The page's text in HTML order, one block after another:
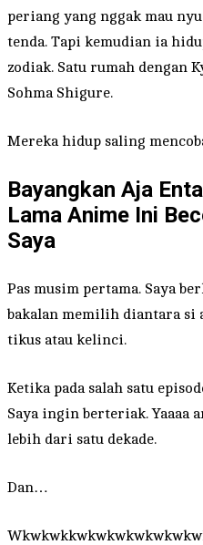
periang yang nggak mau
tenda. Tapi kemudian ia
zodiak. Satu rumah dengan
Sohma Shigure.
Mereka hidup saling
Bayangkan Aja
Lama Anime Ini
Saya
Pas musim pertama. Saya
bakalan memilih diantara si
tikus atau kelinci.
Ketika pada salah satu
Saya ingin berteriak. Yaaaa
lebih dari satu dekade.
Dan…